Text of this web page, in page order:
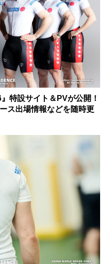
特設サイト＆PVが公開！
ス出場情報などを随時更